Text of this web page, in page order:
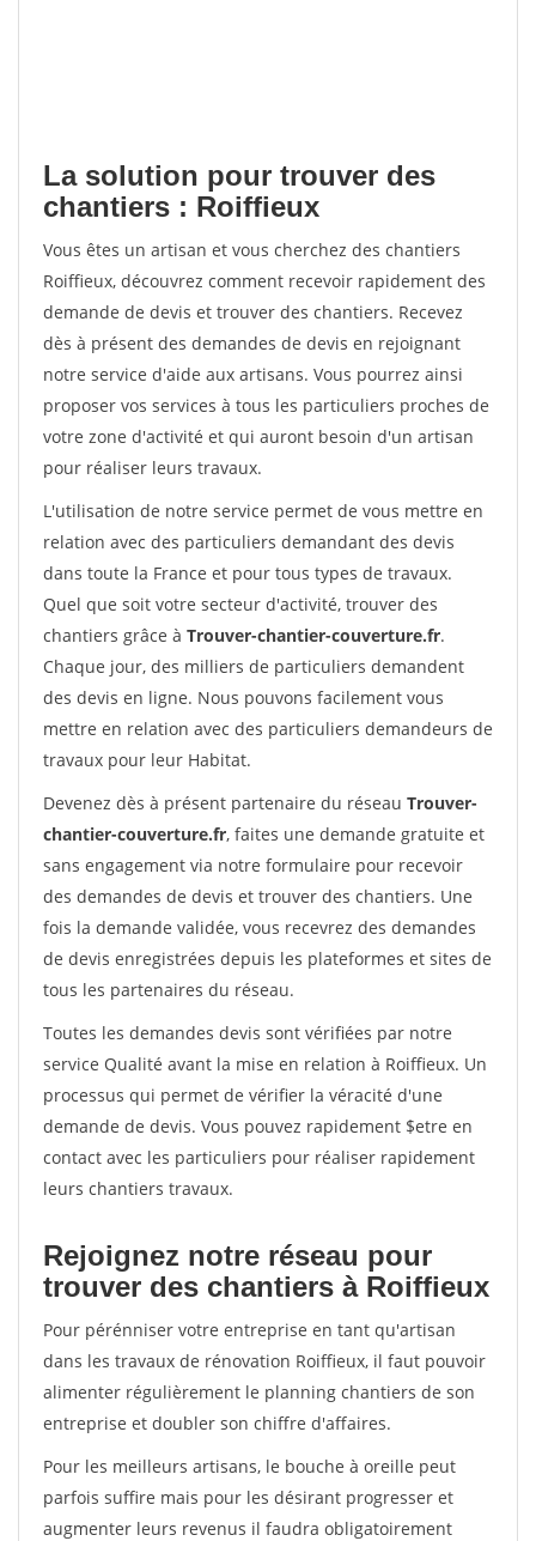
La solution pour trouver des
chantiers : Roiffieux
Vous êtes un artisan et vous cherchez des chantiers
Roiffieux, découvrez comment recevoir rapidement des
demande de devis et trouver des chantiers. Recevez
dès à présent des demandes de devis en rejoignant
notre service d'aide aux artisans. Vous pourrez ainsi
proposer vos services à tous les particuliers proches de
votre zone d'activité et qui auront besoin d'un artisan
pour réaliser leurs travaux.
L'utilisation de notre service permet de vous mettre en
relation avec des particuliers demandant des devis
dans toute la France et pour tous types de travaux.
Quel que soit votre secteur d'activité, trouver des
chantiers grâce à Trouver-chantier-couverture.fr.
Chaque jour, des milliers de particuliers demandent
des devis en ligne. Nous pouvons facilement vous
mettre en relation avec des particuliers demandeurs de
travaux pour leur Habitat.
Devenez dès à présent partenaire du réseau Trouver-
chantier-couverture.fr, faites une demande gratuite et
sans engagement via notre formulaire pour recevoir
des demandes de devis et trouver des chantiers. Une
fois la demande validée, vous recevrez des demandes
de devis enregistrées depuis les plateformes et sites de
tous les partenaires du réseau.
Toutes les demandes devis sont vérifiées par notre
service Qualité avant la mise en relation à Roiffieux. Un
processus qui permet de vérifier la véracité d'une
demande de devis. Vous pouvez rapidement $etre en
contact avec les particuliers pour réaliser rapidement
leurs chantiers travaux.
Rejoignez notre réseau pour
trouver des chantiers à Roiffieux
Pour pérénniser votre entreprise en tant qu'artisan
dans les travaux de rénovation Roiffieux, il faut pouvoir
alimenter régulièrement le planning chantiers de son
entreprise et doubler son chiffre d'affaires.
Pour les meilleurs artisans, le bouche à oreille peut
parfois suffire mais pour les désirant progresser et
augmenter leurs revenus il faudra obligatoirement